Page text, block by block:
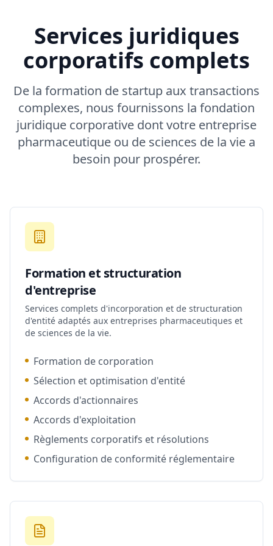
Services juridiques
corporatifs complets
De la formation de startup aux transactions
complexes, nous fournissons la fondation
juridique corporative dont votre entreprise
pharmaceutique ou de sciences de la vie a
besoin pour prospérer.
Formation et structuration
d'entreprise
Services complets d'incorporation et de structuration
d'entité adaptés aux entreprises pharmaceutiques et
de sciences de la vie.
Formation de corporation
Sélection et optimisation d'entité
Accords d'actionnaires
Accords d'exploitation
Règlements corporatifs et résolutions
Configuration de conformité réglementaire